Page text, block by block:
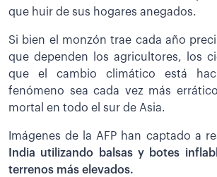
que huir de sus hogares anegados.
Si bien el monzón trae cada año
que dependen los agricultores, los
que el cambio climático está
fenómeno sea cada vez más
mortal en todo el sur de Asia.
Imágenes de la AFP han captado a
India utilizando balsas y botes
terrenos más elevados.